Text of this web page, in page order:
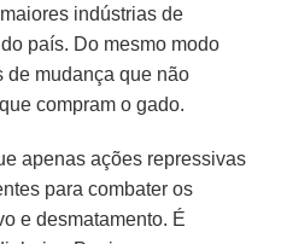
indústrias de
país. Do mesmo modo
de mudança que não
compram o gado.
apenas ações repressivas
para combater os
e desmatamento. É